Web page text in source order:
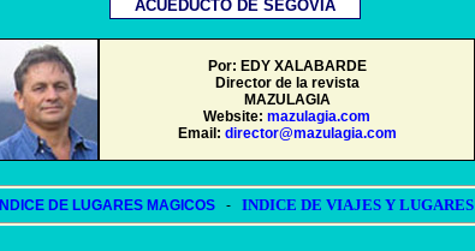
ACUEDUCTO DE SEGOVIA
Por: EDY XALABARDE
Director de la revista
MAZULAGIA
Website: mazulagia.com
Email: director@mazulagia.com
INDICE DE LUGARES MAGICOS - INDICE DE VIAJES Y LUGARES